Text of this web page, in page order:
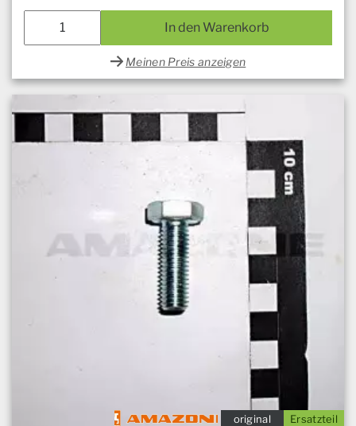
In den Warenkorb
Meinen Preis anzeigen
Ersatzteil
original